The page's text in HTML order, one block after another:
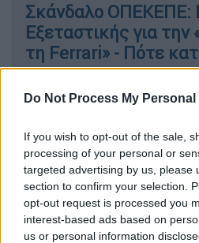
Do Not Process My
If you wish to opt-out of the sale,
processing of your personal or
targeted advertising by us, please
section to confirm your selection.
opt-out request is processed you
interest-based ads based on
us or personal information
Σκάνδαλο ΟΠΕΚΕΠΕ:
Εξεταστικής για την
τη Ferrari» - Πότε
«Καμία "σκοτεινή
ρεύμα", καμία "άπονη
του Καραγκιόζη. Άλλο
κατασκεύασμαπου
κατηγορηματικά»
ο δήμαρχος Αθηναίων.